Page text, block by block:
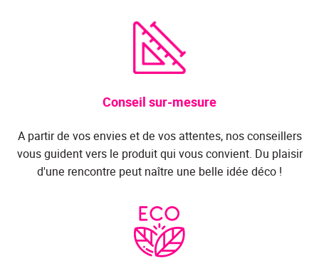
Conseil sur-mesure
A partir de vos envies et de vos attentes, nos conseillers
vous guident vers le produit qui vous convient. Du plaisir
d'une rencontre peut naître une belle idée déco !